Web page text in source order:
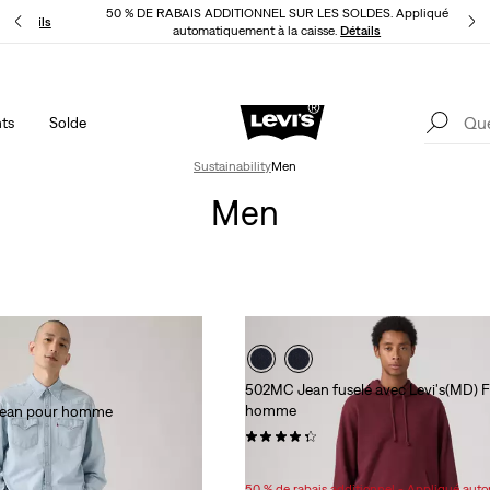
50 % DE RABAIS ADDITIONNEL SUR LES SOLDES. Appliqué
automatiquement à la caisse.Détails
Détails
Solde
LE MEILLEUR DE LEVI'SMD – MAINTENANT DANS L’APPLI Détails
SustainabilityMen
Men
pour homme
502MC Jean fuselé avec Levi's(MD)
homme
(827)
Price
Original
Price
99,95 $